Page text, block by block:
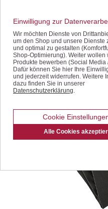
Einwilligung zur
Wir möchten Dienste von
um den Shop und unsere Dienste
und optimal zu gestalten
Shop-Optimierung). Weiter wollen
Produkte bewerben (Social Media
Dafür können Sie hier Ihre
und jederzeit widerrufen. Weitere
dazu finden Sie in unserer
Datenschutzerklärung.
Cookie
Alle Cookies